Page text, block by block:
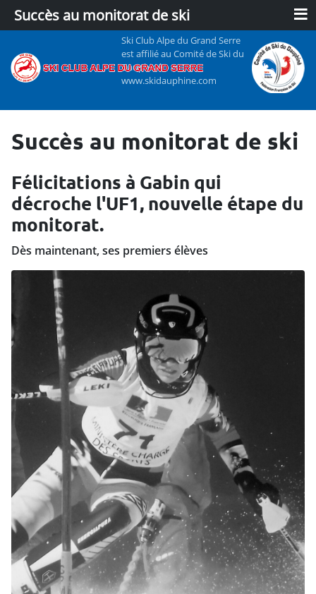
Ski Club Alpe du Grand Serre
est affilié au Comité de Ski du
Dauphiné
www.skidauphine.com
Succès au monitorat de ski
Félicitations à Gabin qui
décroche l'UF1, nouvelle étape du
monitorat.
Dès maintenant, ses premiers élèves
Succès au monitorat de ski ≡